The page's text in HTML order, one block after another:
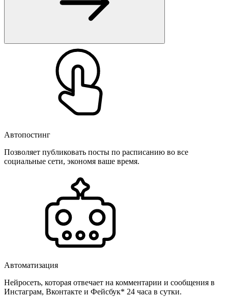
Автопостинг
Позволяет публиковать посты по расписанию во все
социальные сети, экономя ваше время.
Автоматизация
Нейросеть, которая отвечает на комментарии и сообщения в
Инстаграм, Вконтакте и Фейсбук* 24 часа в сутки.